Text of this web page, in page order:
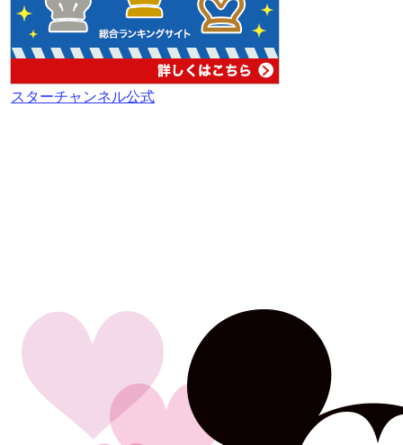
スターチャンネル公式